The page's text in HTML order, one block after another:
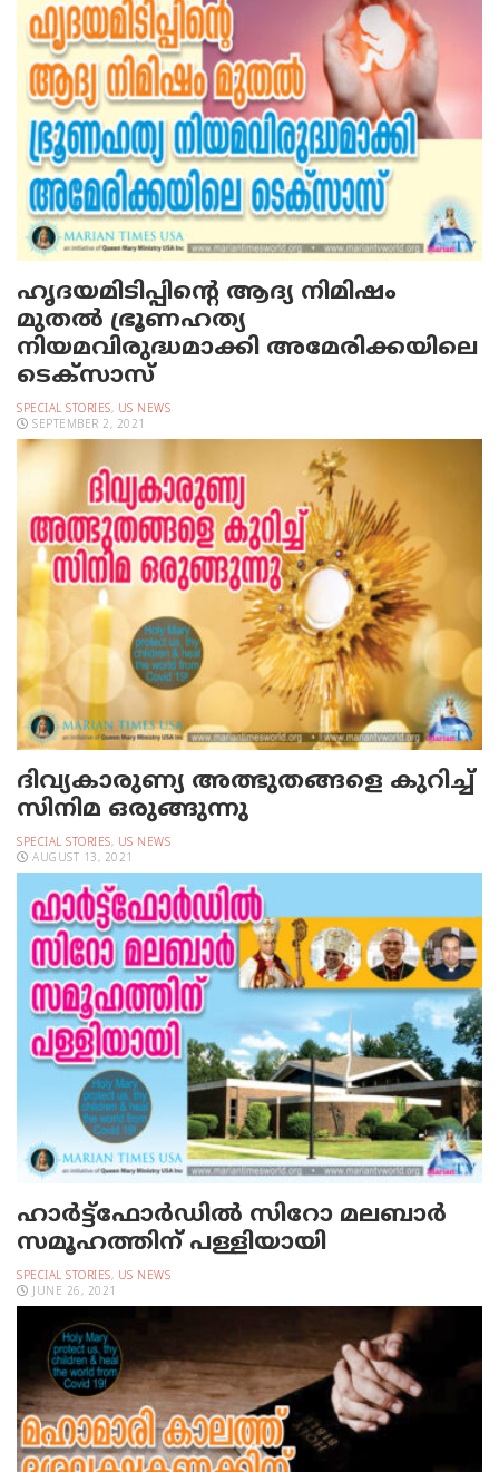
ഹൃദയമിടിപ്പിന്റെ ആദ്യ നിമിഷം
മുതല്‍ ഭ്രൂണഹത്യ
നിയമവിരുദ്ധമാക്കി അമേരിക്കയിലെ
ടെക്‌സാസ്
SPECIAL STORIES, US NEWS
SEPTEMBER 2, 2021
ദിവ്യകാരുണ്യ അത്ഭുതങ്ങളെ കുറിച്ച്
സിനിമ ഒരുങ്ങുന്നു
SPECIAL STORIES, US NEWS
AUGUST 13, 2021
ഹാര്‍ട്ട്‌ഫോര്‍ഡില്‍ സിറോ മലബാര്‍
സമൂഹത്തിന് പള്ളിയായി
SPECIAL STORIES, US NEWS
JUNE 26, 2021